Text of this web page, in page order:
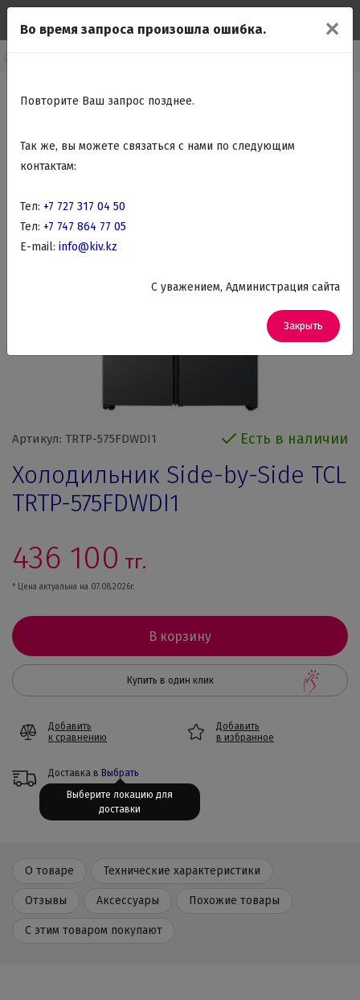
Артикул: TRTP-575FDWDI1 Есть в наличии
Холодильник Side-by-Side TCL
TRTP-575FDWDI1
436 100 тг.
* Цена актуальна на 07.08.2026г.
В корзину
Купить в один клик
Добавить
к сравнению
Добавить
в избранное
Доставка в Выбрать
О товаре Технические характеристики
Отзывы Аксессуары Похожие товары
С этим товаром покупают
✕
Во время запроса произошла ошибка.
Повторите Ваш запрос позднее.
Так же, вы можете связаться с нами по следующим
контактам:
Тел: +7 727 317 04 50
Тел: +7 747 864 77 05
E-mail: info@kiv.kz
C уважением, Администрация сайта
Закрыть
Выберите локацию для
доставки